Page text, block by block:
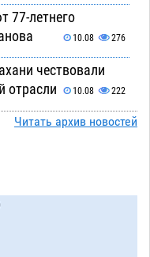
77-летнего
10.08 276
чествовали
отрасли
10.08 222
астраханские
подросток
дождем и
Читать архив новостей